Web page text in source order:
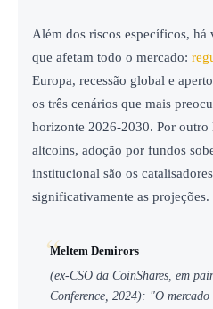
Além dos riscos específicos, há
que afetam todo o mercado:
Europa, recessão global e
os três cenários que mais
horizonte 2026-2030. Por outro
altcoins, adoção por fundos
institucional são os
significativamente as projeções.
Meltem Demirors
(ex-CSO da CoinShares, em
Conference, 2024): "O